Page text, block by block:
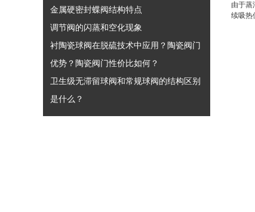
金属硬密封蝶阀结构特点
调节阀的闪蒸和空化现象
衬陶瓷球阀在脱硫技术中应用？陶瓷阀门
优势？陶瓷阀门性价比如何？
卫生级无滞留球阀和常规球阀的结构区别
是什么？
由于蒸
续吸热